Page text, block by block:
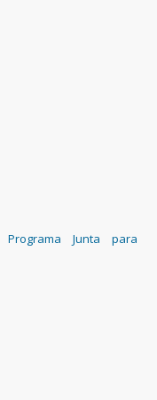
Programa Junta para